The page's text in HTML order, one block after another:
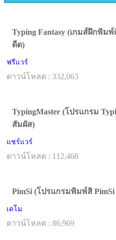
Typing Fantasy (เกมส์ฝึกพิ
ดีด)
ฟรีแวร์
ดาวน์โหลด : 332,063
TypingMaster (โปรแกรม
สัมผัส)
แชร์แวร์
ดาวน์โหลด : 112,468
PimSi (โปรแกรมพิมพ์สิ
เดโม
ดาวน์โหลด : 86,969